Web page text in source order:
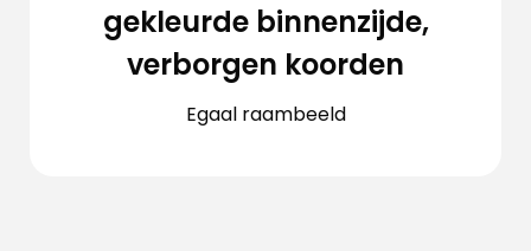
gekleurde binnenzijde,
verborgen koorden
Egaal raambeeld